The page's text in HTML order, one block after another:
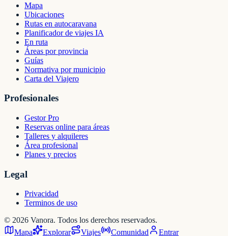
Mapa
Ubicaciones
Rutas en autocaravana
Planificador de viajes IA
En ruta
Áreas por provincia
Guías
Normativa por municipio
Carta del Viajero
Profesionales
Gestor Pro
Reservas online para áreas
Talleres y alquileres
Área profesional
Planes y precios
Legal
Privacidad
Terminos de uso
© 2026 Vanora. Todos los derechos reservados.
Mapa
Explorar Viajes Comunidad Entrar